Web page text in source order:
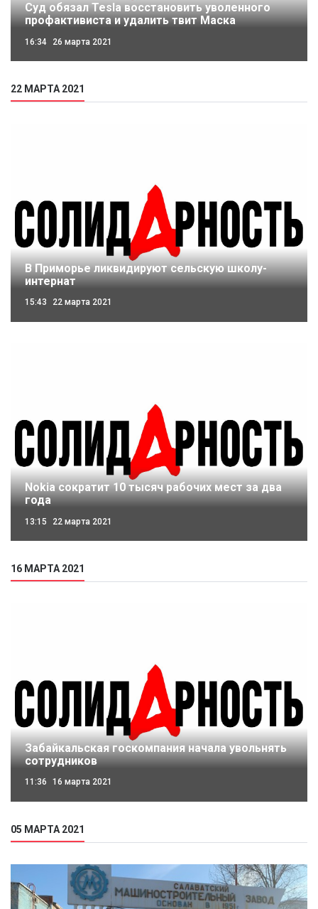
Cуд обязал Tesla восстановить уволенного
профактивиста и удалить твит Маска
16:34 26 марта 2021
22 МАРТА 2021
В Приморье ликвидируют сельскую школу-
интернат
15:43 22 марта 2021
Nokia сократит 10 тысяч рабочих мест за два
года
13:15 22 марта 2021
16 МАРТА 2021
Забайкальская госкомпания начала увольнять
сотрудников
11:36 16 марта 2021
05 МАРТА 2021